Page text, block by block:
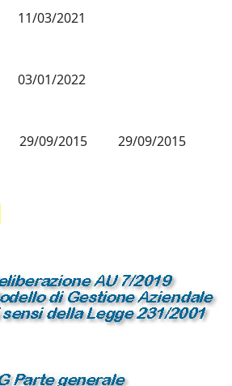
11/03/2021
03/01/2022
29/09/2015 29/09/2015